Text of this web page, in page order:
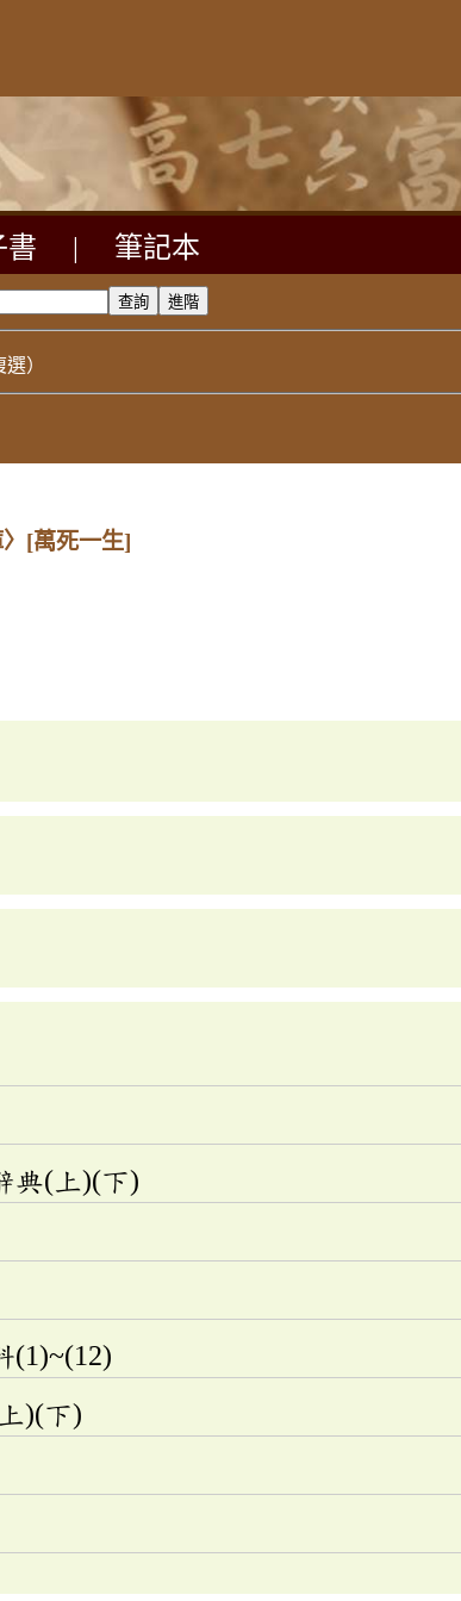
書 筆記本
）
[萬死一生]
典(上)(下)
(1)~(12)
)(下)